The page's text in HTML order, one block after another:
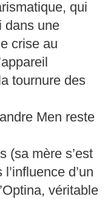
qui
dans une
crise au
tournure des
Men reste
(sa mère s’est
d’un
véritable